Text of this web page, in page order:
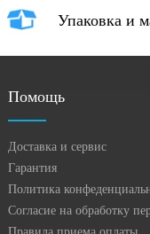
Упаковка и
Помощь
Доставка и сервис
Гарантия
Политика
Согласие на обработку